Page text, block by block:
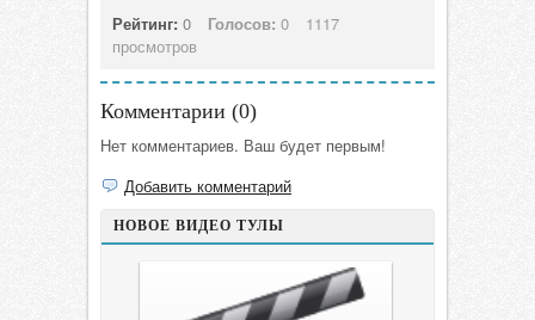
Рейтинг: 0 Голосов: 0
1117
просмотров
Комментарии (0)
Нет комментариев. Ваш будет первым!
Добавить комментарий
НОВОЕ ВИДЕО ТУЛЫ